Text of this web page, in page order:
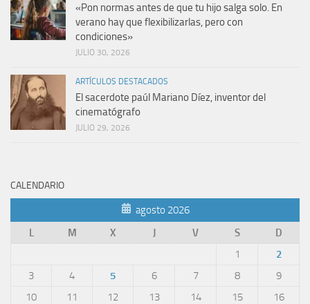
«Pon normas antes de que tu hijo salga solo. En
verano hay que flexibilizarlas, pero con
condiciones»
JULIO 30, 2026
ARTÍCULOS DESTACADOS
El sacerdote paúl Mariano Díez, inventor del
cinematógrafo
JULIO 29, 2026
CALENDARIO
agosto 2026
L
M X J V S
D
1
2
3
4 5 6 7 8
9
10
11 12 13 14 15
16